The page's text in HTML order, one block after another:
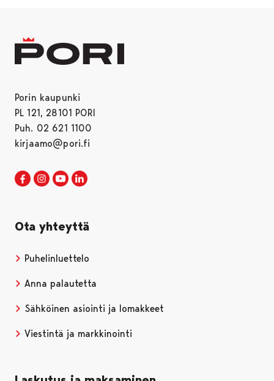
Porin kaupunki
PL 121, 28101 PORI
Puh. 02 621 1100
kirjaamo@pori.fi
Porin kaupunki Facebookissa
Avautuu uudessa välilehdessä
Porin kaupunki Instagramissa
Avautuu uudessa välilehdessä
Porin kaupunki Youtubessa
Avautuu uudessa välilehdessä
Ota yhteyttä
Puhelinluettelo
Anna palautetta
Sähköinen asiointi ja lomakkeet
Viestintä ja markkinointi